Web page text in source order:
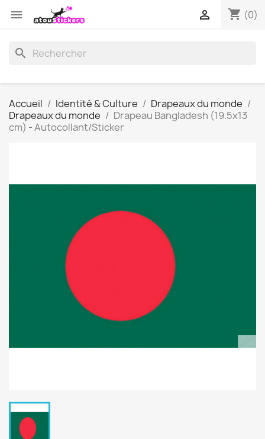
 shopping_cart (0)

search
Accueil Identité & Culture
Drapeaux du monde
Drapeaux du monde
Drapeau Bangladesh (19.5x13
cm) - Autocollant/Sticker